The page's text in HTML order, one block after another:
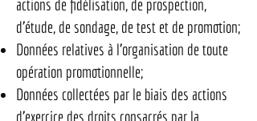
actions de fidélisation, de prospection,
d’étude, de sondage, de test et de promotion;
Données relatives à l’organisation de toute
opération promotionnelle;
Données collectées par le biais des actions
d’exercice des droits consacrés par la